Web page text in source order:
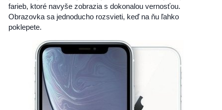
farieb, ktoré navyše zobrazia s dokonalou vernosťou.
Obrazovka sa jednoducho rozsvieti, keď na ňu ľahko
poklepete.